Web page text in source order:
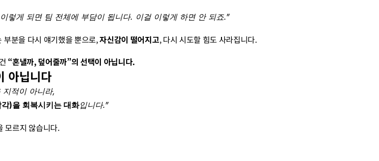
렇게 되면 팀 전체에 부담이 됩니다. 이걸 이렇게 하면 안 되죠.”
분을 다시 얘기했을 뿐으로, 자신감이 떨어지고, 다시 시도할 힘도 사라집니다.
“혼낼까, 덮어줄까”의 선택이 아닙니다.
아닙니다
적이 아니라,
)을 회복시키는 대화입니다.”
모르지 않습니다.